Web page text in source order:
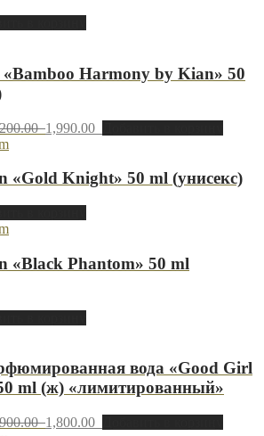
«Bamboo Harmony by Kian» 50
1,990.00
«Gold Knight» 50 ml (унисекс)
«Black Phantom» 50 ml
вода «Good Girl
ml (ж) «лимитированный»
1,800.00